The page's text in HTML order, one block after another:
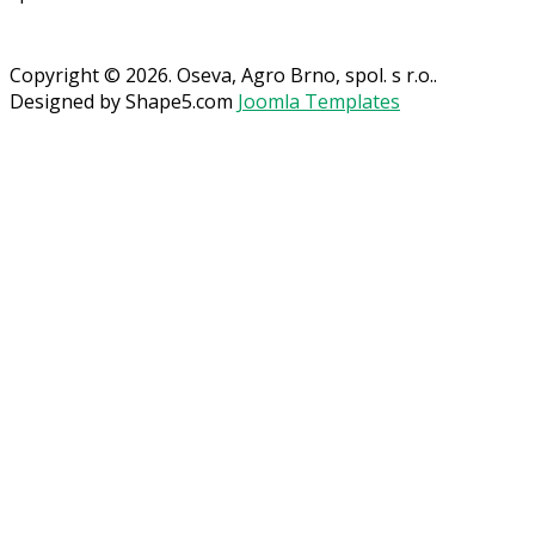
Copyright © 2026. Oseva, Agro Brno, spol. s r.o..
Designed by Shape5.com Joomla Templates